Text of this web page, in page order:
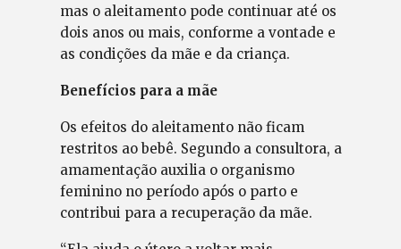
mas o aleitamento pode continuar até os
dois anos ou mais, conforme a vontade e
as condições da mãe e da criança.
Benefícios para a mãe
Os efeitos do aleitamento não ficam
restritos ao bebê. Segundo a consultora, a
amamentação auxilia o organismo
feminino no período após o parto e
contribui para a recuperação da mãe.